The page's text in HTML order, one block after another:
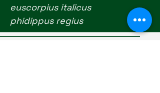
euscorpius italicus
phidippus regius